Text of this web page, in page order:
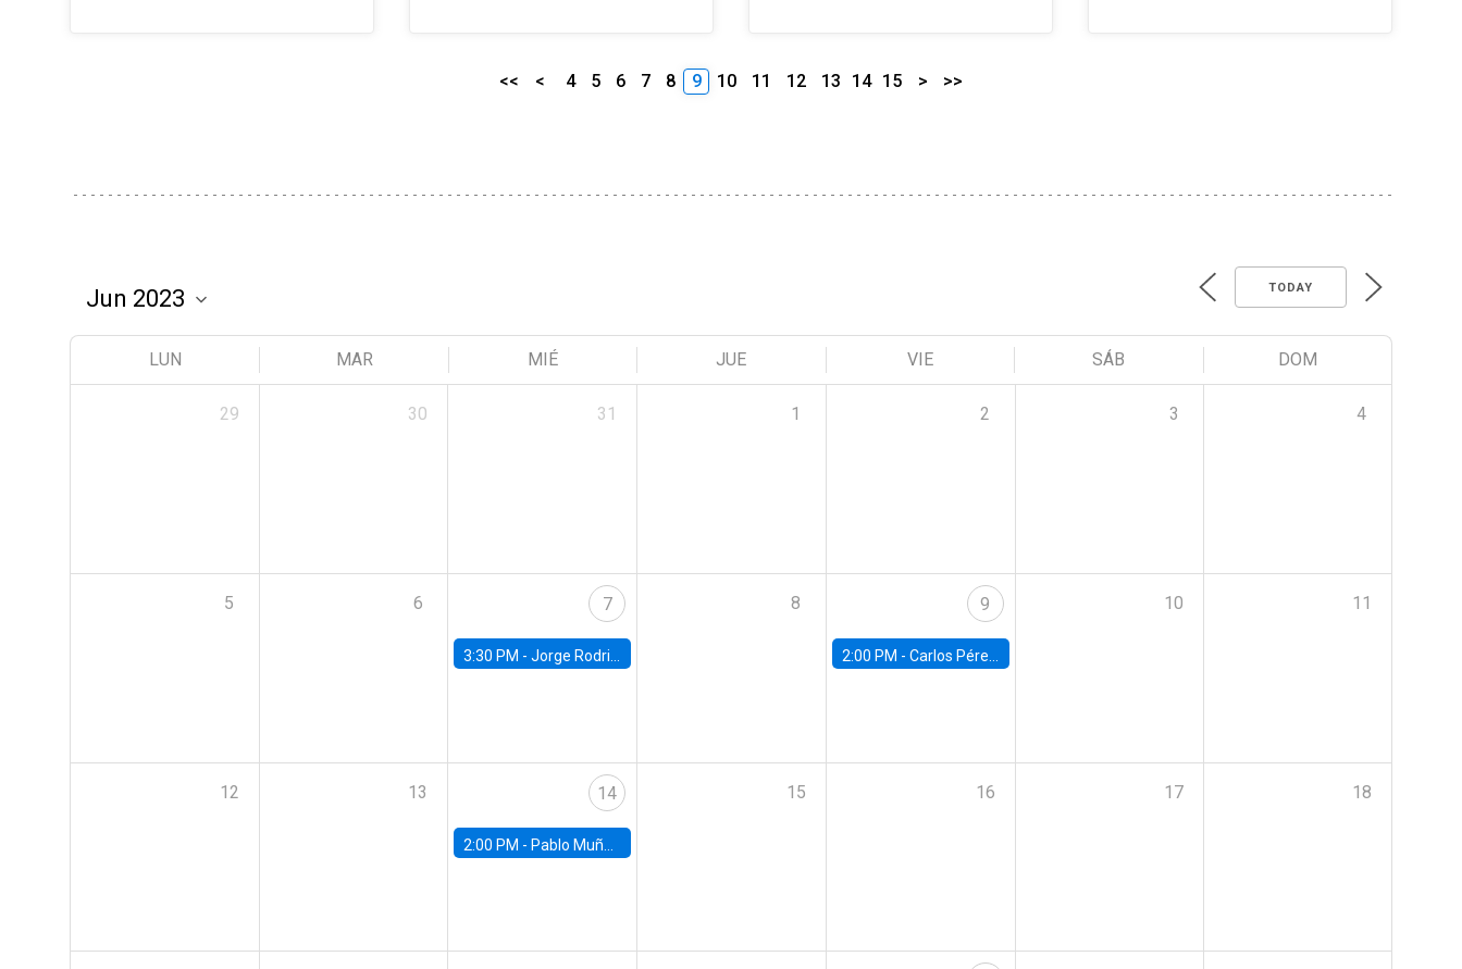
<< < 4 5 6 7 8 9 10 11 12 13 14 15 > >>
TODAY
LUN MAR MIÉ JUE VIE SÁB DOM
29 30 31 1 2 3 4
5 6 7
3:30 PM -Jorge Rodriguez, Universidad de Los Andes
8 9
2:00 PM - Carlos Pérez, Universidad Finis Terrae
10 11
12 13 14
2:00 PM - Pablo Muñoz, Universidad de Chile
15 16 17 18